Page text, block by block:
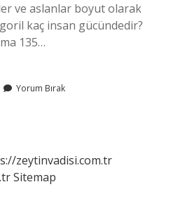
ve aslanlar boyut olarak
kaç insan gücündedir?
135…
Yorum Bırak
zeytinvadisi.com.tr
Sitemap